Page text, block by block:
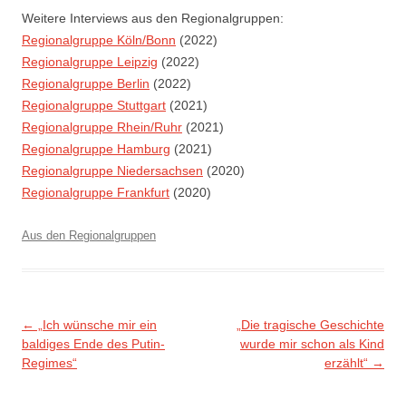
Weitere Interviews aus den Regionalgruppen:
Regionalgruppe Köln/Bonn (2022)
Regionalgruppe Leipzig (2022)
Regionalgruppe Berlin (2022)
Regionalgruppe Stuttgart (2021)
Regionalgruppe Rhein/Ruhr (2021)
Regionalgruppe Hamburg (2021)
Regionalgruppe Niedersachsen (2020)
Regionalgruppe Frankfurt (2020)
Aus den Regionalgruppen
Beitragsnavigation
←
„Ich wünsche mir ein
baldiges Ende des Putin-
Regimes“
„Die tragische Geschichte
wurde mir schon als Kind
erzählt“ →